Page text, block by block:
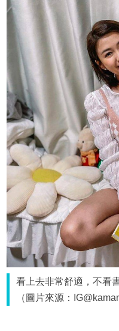
看上去非常舒適，不看
（圖片來源：